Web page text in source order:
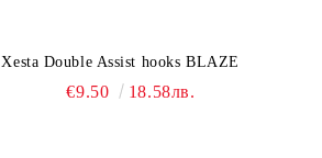
Xesta Double Assist hooks BLAZE
€9.50 18.58лв.